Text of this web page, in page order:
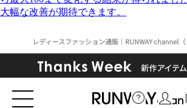
大幅な改善が期待できます。